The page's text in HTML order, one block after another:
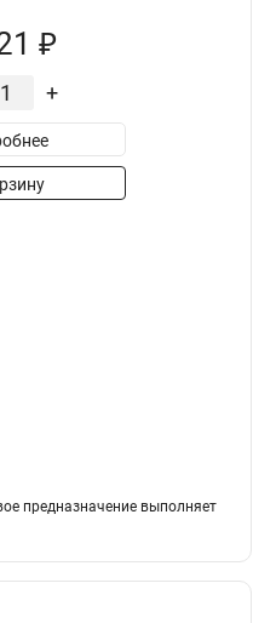
₽
+
предназначение выполняет